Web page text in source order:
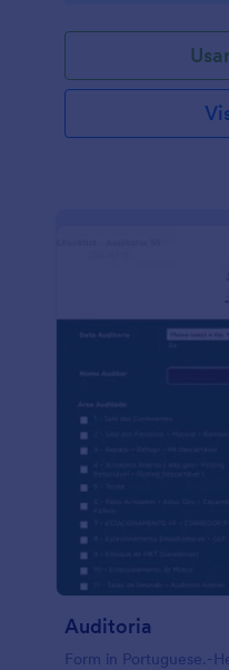
Auditoria
Form in Portuguese.-